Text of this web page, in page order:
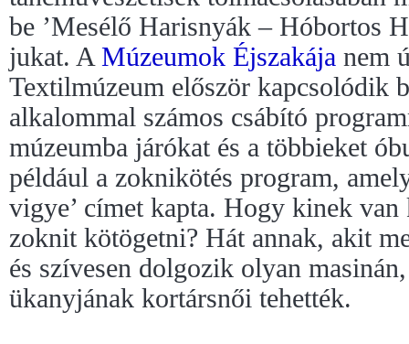
be ’Mesélő Harisnyák – Hóbortos
jukat. A Múzeumok Éjszakája nem
Textilmúzeum először kapcsolódik
alkalommal számos csábító
múzeumba járókat és a többieket
például a zoknikötés program,
vigye’ címet kapta. Hogy kinek van
zoknit kötögetni? Hát annak, akit
és szívesen dolgozik olyan
ükanyjának kortársnői tehették.